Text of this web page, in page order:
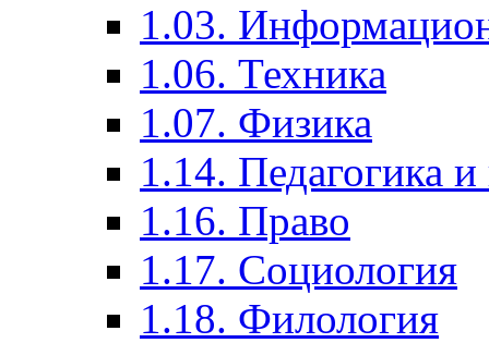
1.03.
1.06. Техника
1.07. Физика
1.14. Педагогика
1.16. Право
1.17. Социология
1.18. Филология